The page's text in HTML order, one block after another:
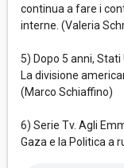
continua a fare i
interne. (Valeria
5) Dopo 5 anni,
La divisione
(Marco Schiaffino)
6) Serie Tv. Agli
Gaza e la Politica a